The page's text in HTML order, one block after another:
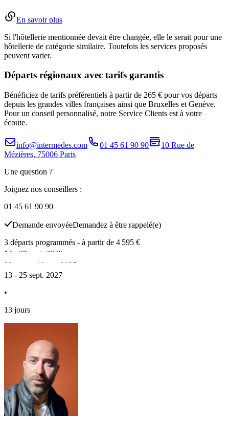
En savoir plus
Si l'hôtellerie mentionnée devait être changée, elle le serait pour une
hôtellerie de catégorie similaire. Toutefois les services proposés
peuvent varier.
Départs régionaux avec tarifs garantis
Bénéficiez de tarifs préférentiels à partir de 265 € pour vos départs
depuis les grandes villes françaises ainsi que Bruxelles et Genève.
Pour un conseil personnalisé, notre Service Clients est à votre
écoute.
info@intermedes.com 01 45 61 90 90
10 Rue de
Mézières, 75006 Paris
Une question ?
Joignez nos conseillers :
01 45 61 90 90
Demande envoyéeDemandez à être rappelé(e)
3 départs programmés - à partir de 4 595 €
14 - 28 sept. 2026
•
Départ garanti
29 mars - 10 avr. 2027
Offre primo
4 695 € - 100 €
Ch. individuelle
Ch. double
13 - 25 sept. 2027
•
13 jours